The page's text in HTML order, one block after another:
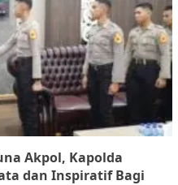
Akpol, Kapolda
dan Inspiratif Bagi